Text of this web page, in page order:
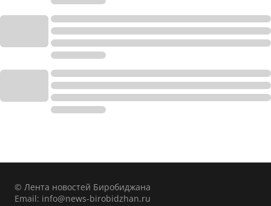
© Лента новостей Биробиджана
Email: info@news-birobidzhan.ru